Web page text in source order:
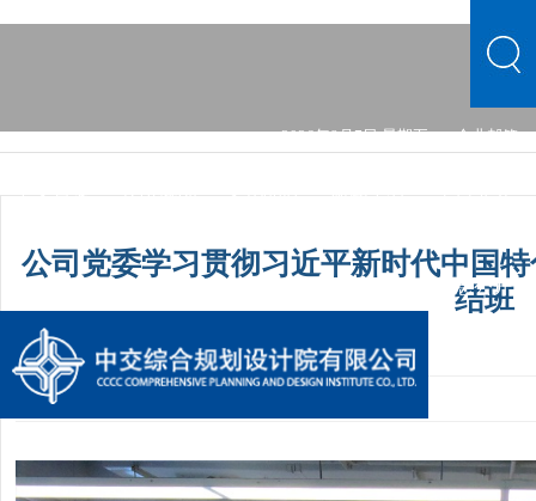
2026年8月7日 星期五 企业邮箱
中文首页 公司概况 文化品牌 新闻中心 主营业务
信息公开
公司党委学习贯彻习近平新时代中国
结班
发布时间：2023-12-30 08:35:15